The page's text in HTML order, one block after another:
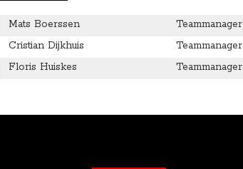
Mats Boerssen
Teammanager
Cristian Dijkhuis
Teammanager
Floris Huiskes
Teammanager